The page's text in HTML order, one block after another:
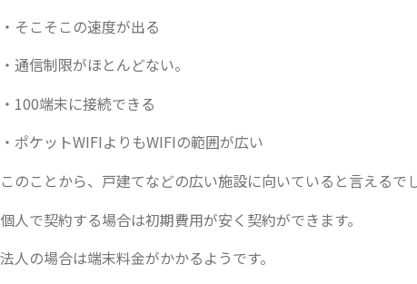
・そこそこの速度が出る
・通信制限がほとんどない。
・100端末に接続できる
・ポケットWIFIよりもWIFIの範囲が広い
このことから、戸建てなどの広い施設に向いていると言えるで
個人で契約する場合は初期費用が安く契約ができます。
法人の場合は端末料金がかかるようです。